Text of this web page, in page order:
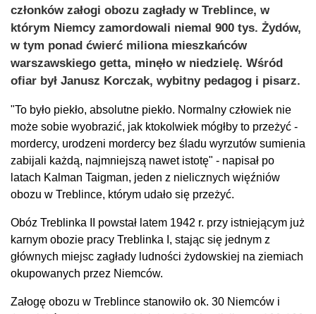
członków załogi obozu zagłady w Treblince, w
którym Niemcy zamordowali niemal 900 tys. Żydów,
w tym ponad ćwierć miliona mieszkańców
warszawskiego getta, minęło w niedzielę. Wśród
ofiar był Janusz Korczak, wybitny pedagog i pisarz.
"To było piekło, absolutne piekło. Normalny człowiek nie
może sobie wyobrazić, jak ktokolwiek mógłby to przeżyć -
mordercy, urodzeni mordercy bez śladu wyrzutów sumienia
zabijali każdą, najmniejszą nawet istotę" - napisał po
latach Kalman Taigman, jeden z nielicznych więźniów
obozu w Treblince, którym udało się przeżyć.
Obóz Treblinka II powstał latem 1942 r. przy istniejącym już
karnym obozie pracy Treblinka I, stając się jednym z
głównych miejsc zagłady ludności żydowskiej na ziemiach
okupowanych przez Niemców.
Załogę obozu w Treblince stanowiło ok. 30 Niemców i